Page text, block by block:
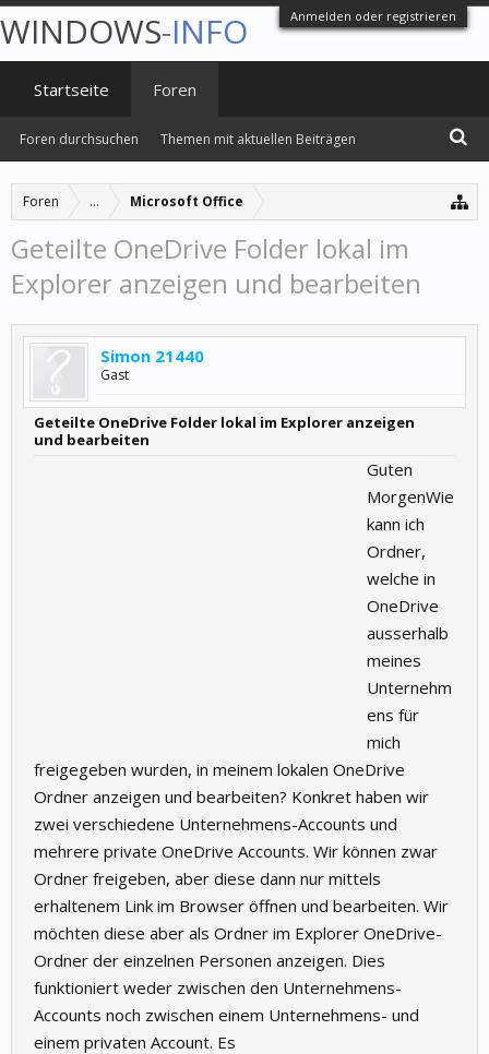
Anmelden oder registrieren
Foren ... Microsoft Office
Geteilte OneDrive Folder lokal im
Explorer anzeigen und bearbeiten
Simon 21440
Gast
Geteilte OneDrive Folder lokal im Explorer anzeigen
und bearbeiten
Guten
MorgenWie
kann ich
Ordner,
welche in
OneDrive
ausserhalb
meines
Unternehm
ens für
mich
freigegeben wurden, in meinem lokalen OneDrive
Ordner anzeigen und bearbeiten? Konkret haben wir
zwei verschiedene Unternehmens-Accounts und
mehrere private OneDrive Accounts. Wir können zwar
Ordner freigeben, aber diese dann nur mittels
erhaltenem Link im Browser öffnen und bearbeiten. Wir
möchten diese aber als Ordner im Explorer OneDrive-
Ordner der einzelnen Personen anzeigen. Dies
funktioniert weder zwischen den Unternehmens-
Accounts noch zwischen einem Unternehmens- und
einem privaten Account. Es
WINDOWS-INFO
Startseite Foren
Foren durchsuchen Themen mit aktuellen Beiträgen